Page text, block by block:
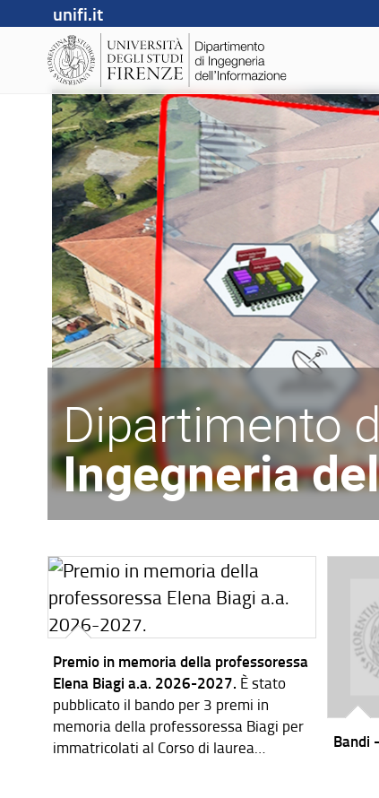
unifi.it
Dipartimento
Ingegneria
Premio in memoria della professoressa
Elena Biagi a.a. 2026-2027. È stato
pubblicato il bando per 3 premi in
memoria della professoressa Biagi per
immatricolati al Corso di laurea
Bandi